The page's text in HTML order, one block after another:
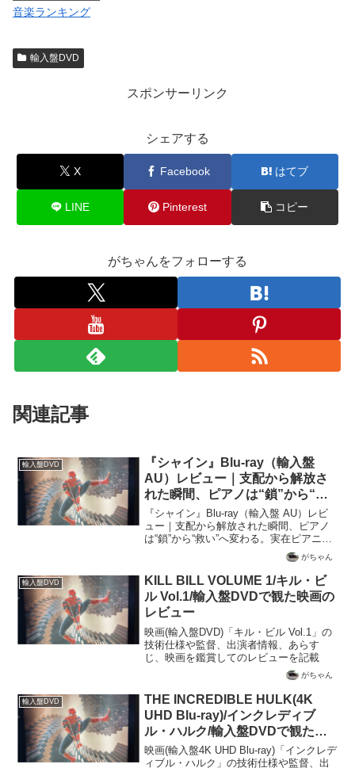
音楽ランキング
輸入盤DVD
スポンサーリンク
シェアする
X Facebook はてブ
LINE Pinterest コピー
がちゃんをフォローする
関連記事
輸入盤DVD
『シャイン』Blu-ray（輸入盤
AU）レビュー｜支配から解放さ
れた瞬間、ピアノは“鎖”から“救
い”へ変わる。実在ピアニストの
半生を描く魂の伝記ドラマ【SDR
/ dts-HD MA】
『シャイン』Blu-ray（輸入盤 AU）レビ
ュー｜支配から解放された瞬間、ピアノ
は“鎖”から“救い”へ変わる。実在ピアニス
トの半生を描く魂の伝記ドラマ【SDR /
dts-HD MA】実在のピアニスト、デヴィ
ッド・ヘルフゴットの人生を映画...
がちゃん
輸入盤DVD
KILL BILL VOLUME 1/キル・ビ
ル Vol.1/輸入盤DVDで観た映画の
レビュー
映画(輸入盤DVD)「キル・ビル Vol.1」の
技術仕様や監督、出演者情報、あらす
じ、映画を鑑賞してのレビューを記載
がちゃん
輸入盤DVD
THE INCREDIBLE HULK(4K
UHD Blu-ray)/インクレディブ
ル・ハルク/輸入盤DVDで観た映
画のレビュー
映画(輸入盤4K UHD Blu-ray)「インクレデ
ィブル・ハルク」の技術仕様や監督、出